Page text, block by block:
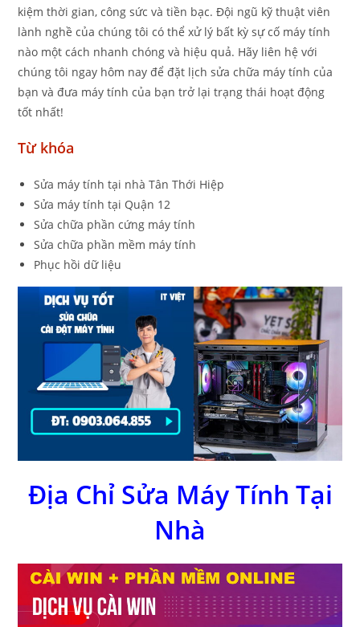
kiệm thời gian, công sức và tiền bạc. Đội ngũ kỹ thuật viên
lành nghề của chúng tôi có thể xử lý bất kỳ sự cố máy tính
nào một cách nhanh chóng và hiệu quả. Hãy liên hệ với
chúng tôi ngay hôm nay để đặt lịch sửa chữa máy tính của
bạn và đưa máy tính của bạn trở lại trạng thái hoạt động
tốt nhất!
Từ khóa
Sửa máy tính tại nhà Tân Thới Hiệp
Sửa máy tính tại Quận 12
Sửa chữa phần cứng máy tính
Sửa chữa phần mềm máy tính
Phục hồi dữ liệu
Địa Chỉ Sửa Máy Tính Tại
Nhà